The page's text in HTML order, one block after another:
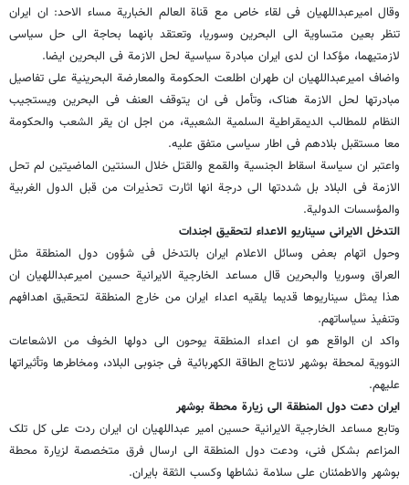
وقال امیرعبداللهیان فی لقاء خاص مع قناة العالم الخباریة مساء الاحد: ان ایران
تنظر بعین متساویة الى البحرین وسوریا، وتعتقد بانهما بحاجة الى حل سیاسی
لازمتیهما، مؤکدا ان لدى ایران مبادرة سیاسیة لحل الازمة فی البحرین ایضا.
واضاف امیرعبداللهیان ان طهران اطلعت الحکومة والمعارضة البحرینیة على تفاصیل
مبادرتها لحل الازمة هناک، وتأمل فی ان یتوقف العنف فی البحرین ویستجیب
النظام للمطالب الدیمقراطیة السلمیة الشعبیة، من اجل ان یقر الشعب والحکومة
معا مستقبل بلادهم فی اطار سیاسی متفق علیه.
واعتبر ان سیاسة اسقاط الجنسیة والقمع والقتل خلال السنتین الماضیتین لم تحل
الازمة فی البلاد بل شددتها الى درجة انها اثارت تحذیرات من قبل الدول الغربیة
والمؤسسات الدولیة.
التدخل الایرانی سیناریو الاعداء لتحقیق اجندات
وحول اتهام بعض وسائل الاعلام ایران بالتدخل فی شؤون دول المنطقة مثل
العراق وسوریا والبحرین قال مساعد الخارجیة الایرانیة حسین امیرعبداللهیان ان
هذا یمثل سیناریوها قدیما یلقیه اعداء ایران من خارج المنطقة لتحقیق اهدافهم
وتنفیذ سیاساتهم.
واکد ان الواقع هو ان اعداء المنطقة یوحون الى دولها الخوف من الاشعاعات
النوویة لمحطة بوشهر لانتاج الطاقة الکهربائیة فی جنوبی البلاد، ومخاطرها وتأثیراتها
علیهم.
ایران دعت دول المنطقة الى زیارة محطة بوشهر
وتابع مساعد الخارجیة الایرانیة حسین امیر عبداللهیان ان ایران ردت على کل تلک
المزاعم بشکل فنی، ودعت دول المنطقة الى ارسال فرق متخصصة لزیارة محطة
بوشهر والاطمئنان على سلامة نشاطها وکسب الثقة بایران.